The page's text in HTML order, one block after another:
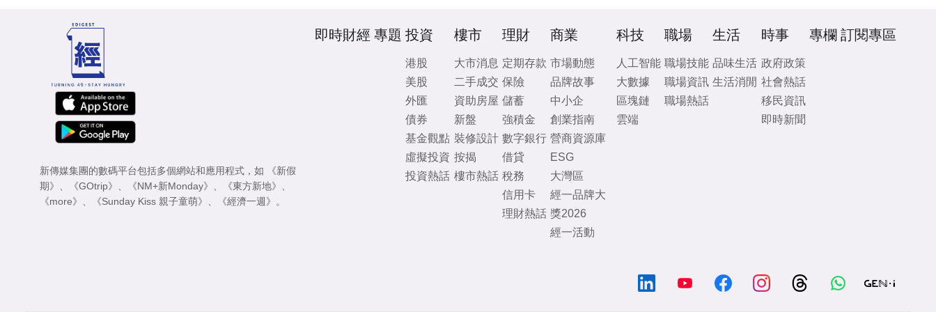
新傳媒集團的數碼平台包括多個網站和應用程式，如
《新假
期》
《GOtrip》 《NM+新Monday》 《東方新地》
《more》
《Sunday Kiss 親子童萌》 《經濟一週》 。
即時財經 專題 投資
港股
美股
外匯
債券
基金觀點
虛擬投資
投資熱話
樓市
大市消息
二手成交
資助房屋
新盤
裝修設計
按揭
樓市熱話
理財
定期存款
保險
儲蓄
強積金
數字銀行
借貸
稅務
信用卡
理財熱話
商業
市場動態
品牌故事
中小企
創業指南
營商資源庫
ESG
大灣區
經一品牌大
獎2026
經一活動
科技
人工智能
大數據
區塊鏈
雲端
職場
職場技能
職場資訊
職場熱話
生活
品味生活
生活消閒
時事
政府政策
社會熱話
移民資訊
即時新聞
專欄 訂閱專區